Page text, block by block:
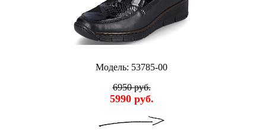
Модель: 53785-00
6950 руб.
5990 руб.